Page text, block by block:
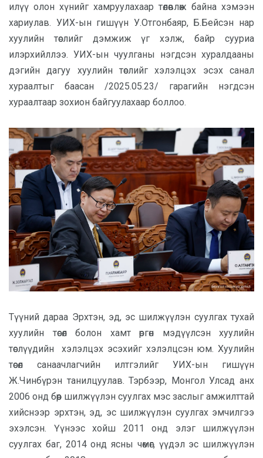
илүү олон хүнийг хамруулахаар төлөвлөж байна хэмээн
хариулав. УИХ-ын гишүүн У.Отгонбаяр, Б.Бейсэн нар
хуулийн төслийг дэмжиж үг хэлж, байр сууриа
илэрхийллээ. УИХ-ын чуулганы нэгдсэн хуралдааны
дэгийн дагуу хуулийн төслийг хэлэлцэх эсэх санал
хураалтыг баасан /2025.05.23/ гарагийн нэгдсэн
хураалтаар зохион байгуулахаар боллоо.
Түүний дараа Эрхтэн, эд, эс шилжүүлэн суулгах тухай
хуулийн төсөл болон хамт өргөн мэдүүлсэн хуулийн
төслүүдийн хэлэлцэх эсэхийг хэлэлцсэн юм. Хуулийн
төсөл санаачлагчийн илтгэлийг УИХ-ын гишүүн
Ж.Чинбүрэн танилцуулав. Тэрбээр, Монгол Улсад анх
2006 онд бөөр шилжүүлэн суулгах мэс заслыг амжилттай
хийснээр эрхтэн, эд, эс шилжүүлэн суулгах эмчилгээ
эхэлсэн. Үүнээс хойш 2011 онд элэг шилжүүлэн
суулгах баг, 2014 онд ясны чөмөг, үүдэл эс шилжүүлэн